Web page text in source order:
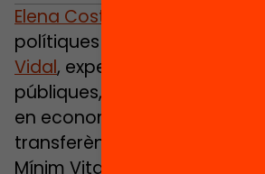
Elena Costas
polítiques públiques,
Vidal, experta en avaluació
públiques, i
en economia, analitzen els
transferències de rendes com
Mínim Vital i